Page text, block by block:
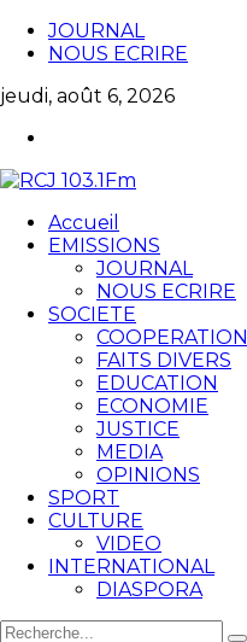
JOURNAL
NOUS ECRIRE
jeudi, août 6, 2026
Accueil
EMISSIONS
JOURNAL
NOUS ECRIRE
SOCIETE
COOPERATION
FAITS DIVERS
EDUCATION
ECONOMIE
JUSTICE
MEDIA
OPINIONS
SPORT
CULTURE
VIDEO
INTERNATIONAL
DIASPORA